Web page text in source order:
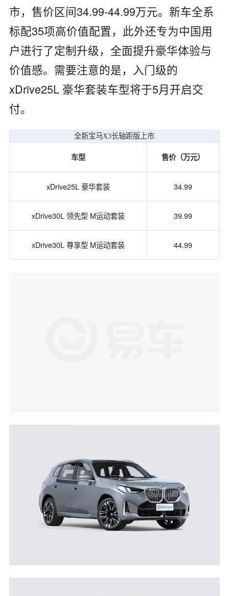
市，售价区间34.99-44.99万元。新车全系
标配35项高价值配置，此外还专为中国用
户进行了定制升级，全面提升豪华体验与
价值感。需要注意的是，入门级的
xDrive25L 豪华套装车型将于5月开启交
付。
全新宝马X3长轴距版上市
车型 售价（万元）
xDrive25L 豪华套装 34.99
xDrive30L 领先型 M运动套装 39.99
xDrive30L 尊享型 M运动套装 44.99